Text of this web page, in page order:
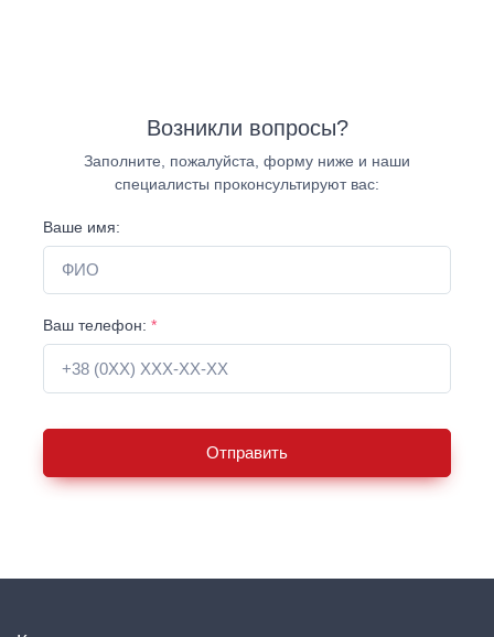
Возникли вопросы?
Заполните, пожалуйста, форму ниже и наши
специалисты проконсультируют вас:
Ваше имя:
Ваш телефон: *
Отправить